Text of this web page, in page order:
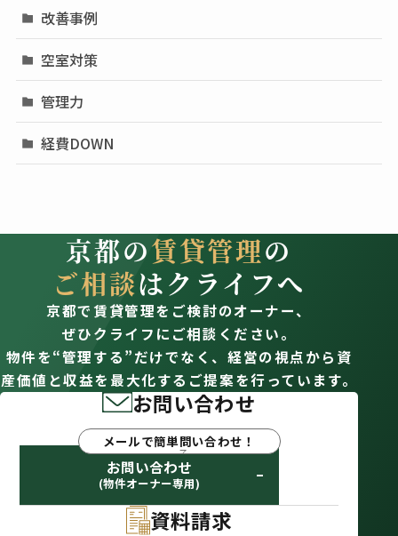
改善事例
空室対策
管理力
経費DOWN
京都の賃貸管理の
ご相談はクライフへ
京都で賃貸管理をご検討のオーナー、
ぜひクライフにご相談ください。
物件を“管理する”だけでなく、経営の視点から資
産価値と収益を最大化するご提案を行っています。
お問い合わせ
メールで簡単問い合わせ！
お問い合わせ
(物件オーナー専用)
資料請求